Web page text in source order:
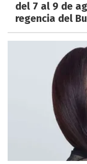
del 7 al 9 de
regencia del